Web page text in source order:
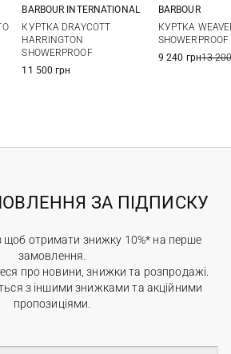
BARBOUR INTERNATIONAL
КУРТКА DRAYCOTT
HARRINGTON
SHOWERPROOF
11 500 грн
BARBOUR
КУРТКА
SHOWERPROOF
9 240 грн13
ЗА ПІДПИСКУ
щоб отримати знижку 10%* на перше
замовлення.
про новини, знижки та розпродажі.
з іншими знижками та акційними
пропозиціями.